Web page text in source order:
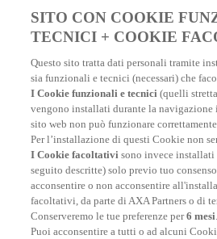
Fai un
in due
Assicurazione Viaggio AXA:
migliore polizza, economica e
nel mondo.
FAI UN
SITO CON COOKIE
TECNICI + COOKIE
Questo sito tratta dati personali tramite
sia funzionali e tecnici (necessari) che
I Cookie funzionali e tecnici (quelli
vengono installati durante la navigazione
sito web non può funzionare
Per l’installazione di questi Cookie non
I Cookie facoltativi sono invece
seguito descritte) solo previo tuo
acconsentire o non acconsentire
facoltativi, da parte di AXA Partners o di
Conserveremo le tue preferenze per6 mesi.
Puoi acconsentire a tutti o ad alcuni